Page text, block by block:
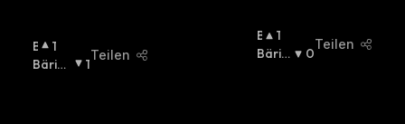
B
U
1
Bärisc
1
Teilen
B
U
1
Bäris
0
Teilen